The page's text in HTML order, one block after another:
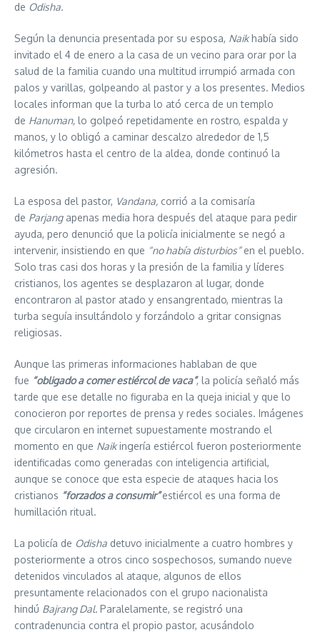
de Odisha.
Según la denuncia presentada por su esposa, Naikhabía sido
invitado el 4 de enero a la casa de un vecino para orar por la
salud de la familia cuando una multitud irrumpió armada con
palos y varillas, golpeando al pastor y a los presentes. Medios
locales informan que la turba lo ató cerca de un templo
de Hanuman, lo golpeó repetidamente en rostro, espalda y
manos, y lo obligó a caminar descalzo alrededor de 1,5
kilómetros hasta el centro de la aldea, donde continuó la
agresión.
La esposa del pastor, Vandana, corrió a la comisaría
de Parjangapenas media hora después del ataque para pedir
ayuda, pero denunció que la policía inicialmente se negó a
intervenir, insistiendo en que “no había disturbios”en el pueblo.
Solo tras casi dos horas y la presión de la familia y líderes
cristianos, los agentes se desplazaron al lugar, donde
encontraron al pastor atado y ensangrentado, mientras la
turba seguía insultándolo y forzándolo a gritar consignas
religiosas.
Aunque las primeras informaciones hablaban de que
fue “obligado a comer estiércol de vaca”, la policía señaló más
tarde que ese detalle no figuraba en la queja inicial y que lo
conocieron por reportes de prensa y redes sociales. Imágenes
que circularon en internet supuestamente mostrando el
momento en que Naikingería estiércol fueron posteriormente
identificadas como generadas con inteligencia artificial,
aunque se conoce que esta especie de ataques hacia los
cristianos “forzados a consumir” estiércol es una forma de
humillación ritual.
La policía de Odisha detuvo inicialmente a cuatro hombres y
posteriormente a otros cinco sospechosos, sumando nueve
detenidos vinculados al ataque, algunos de ellos
presuntamente relacionados con el grupo nacionalista
hindú Bajrang Dal. Paralelamente, se registró una
contradenuncia contra el propio pastor, acusándolo